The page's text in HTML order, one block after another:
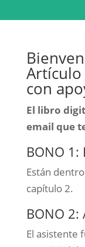
con
El libro
email que
BONO
Están
capítulo 2.
BONO 2:
El asistente